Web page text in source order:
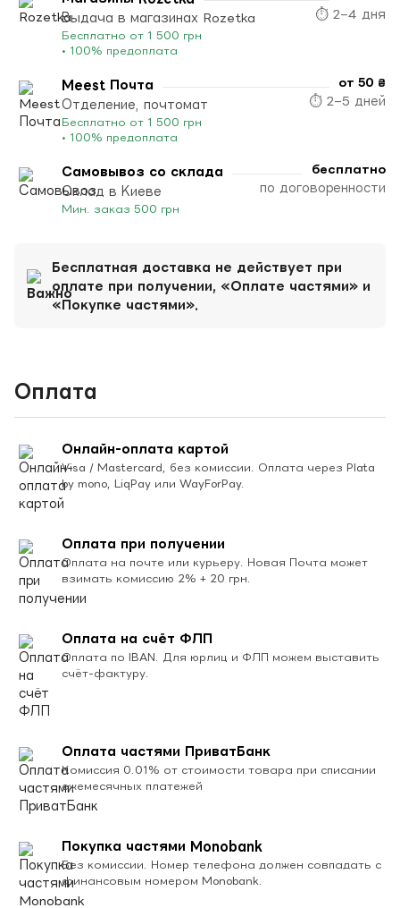
Выдача в магазинах Rozetka
Бесплатно от 1 500 грн
• 100% предоплата
⏱ 2–4 дня
Meest Почта
Отделение, почтомат
Бесплатно от 1 500 грн
• 100% предоплата
от 50 ₴
⏱ 2–5 дней
Самовывоз со склада
Склад в Киеве
Мин. заказ 500 грн
бесплатно
по договоренности
Бесплатная доставка не действует при
оплате при получении, «Оплате частями» и
«Покупке частями».
Оплата
Онлайн-оплата картой
Visa / Mastercard, без комиссии. Оплата через Plata
by mono, LiqPay или WayForPay.
Оплата при получении
Оплата на почте или курьеру. Новая Почта может
взимать комиссию 2% + 20 грн.
Оплата на счёт ФЛП
Оплата по IBAN. Для юрлиц и ФЛП можем выставить
счёт-фактуру.
Оплата частями ПриватБанк
Комиссия 0.01% от стоимости товара при списании
ежемесячных платежей
Покупка частями Monobank
Без комиссии. Номер телефона должен совпадать с
финансовым номером Monobank.